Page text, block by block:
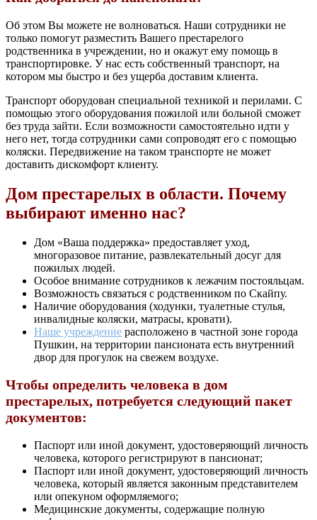
Об этом Вы можете не волноваться. Наши сотрудники не
только помогут разместить Вашего престарелого
родственника в учреждении, но и окажут ему помощь в
транспортировке. У нас есть собственный транспорт, на
котором мы быстро и без ущерба доставим клиента.
Транспорт оборудован специальной техникой и перилами. С
помощью этого оборудования пожилой или больной сможет
без труда зайти. Если возможности самостоятельно идти у
него нет, тогда сотрудники сами сопроводят его с помощью
коляски. Передвижение на таком транспорте не может
доставить дискомфорт клиенту.
Дом престарелых в области. Почему
выбирают именно нас?
Дом «Ваша поддержка» предоставляет уход,
многоразовое питание, развлекательный досуг для
пожилых людей.
Особое внимание сотрудников к лежачим постояльцам.
Возможность связаться с родственником по Скайпу.
Наличие оборудования (ходунки, туалетные стулья,
инвалидные коляски, матрасы, кровати).
Наше учреждение расположено в частной зоне города
Пушкин, на территории пансионата есть внутренний
двор для прогулок на свежем воздухе.
Чтобы определить человека в дом
престарелых, потребуется следующий пакет
документов:
Паспорт или иной документ, удостоверяющий личность
человека, которого регистрируют в пансионат;
Паспорт или иной документ, удостоверяющий личность
человека, который является законным представителем
или опекуном оформляемого;
Медицинские документы, содержащие полную